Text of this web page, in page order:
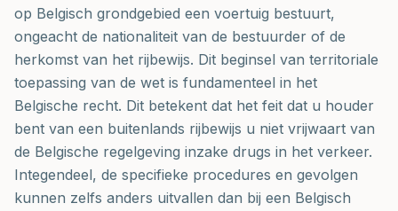
op Belgisch grondgebied een voertuig bestuurt,
ongeacht de nationaliteit van de bestuurder of de
herkomst van het rijbewijs. Dit beginsel van territoriale
toepassing van de wet is fundamenteel in het
Belgische recht. Dit betekent dat het feit dat u houder
bent van een buitenlands rijbewijs u niet vrijwaart van
de Belgische regelgeving inzake drugs in het verkeer.
Integendeel, de specifieke procedures en gevolgen
kunnen zelfs anders uitvallen dan bij een Belgisch